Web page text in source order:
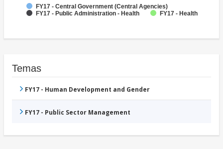
FY17 - Central Government (Central Agencies)
FY17 - Public Administration - Health
FY17 - Health
Temas
FY17 - Human Development and Gender
FY17 - Public Sector Management